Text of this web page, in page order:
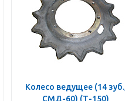
Колесо ведущее (14 зуб.,
СМД-60) (Т-150)